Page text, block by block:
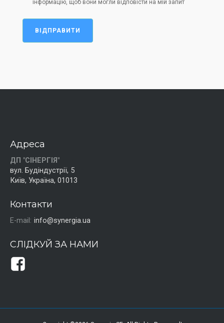
інформацію, щоб вони могли відповісти на мій запит
ВІДПРАВИТИ
Адреса
ДП "СІНЕРГІЯ"
вул. Будіндустрії, 5
Київ, Україна, 01013
Контакти
E-mail: info@synergia.ua
СЛІДКУЙ ЗА НАМИ